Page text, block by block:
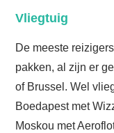
Vliegtuig
De meeste
pakken, al zijn er
of Brussel. Wel
Boedapest met
Moskou met